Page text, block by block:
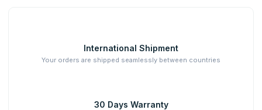
International Shipment
Your orders are shipped seamlessly between countries
30 Days Warranty